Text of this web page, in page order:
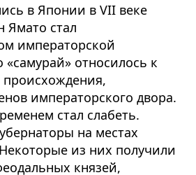
в Японии в VII веке
Ямато стал
императорской
относилось к
императорского двора.
стал слабеть.
на местах
из них получили
князей,